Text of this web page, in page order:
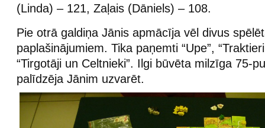
(Linda) – 121, Zaļais (Dāniels) – 108.
Pie otrā galdiņa Jānis apmācīja vēl divus
paplašinājumiem. Tika paņemti “Upe”,
“Tirgotāji un Celtnieki”. Ilgi būvēta milzīga 75-
palīdzēja Jānim uzvarēt.